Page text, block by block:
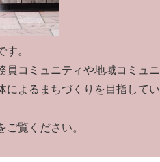
。
員コミュニティや地域コミュニ
によるまちづくりを目指してい
ご覧ください。